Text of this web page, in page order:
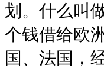
划。什么叫
个钱借给欧
国、法国，